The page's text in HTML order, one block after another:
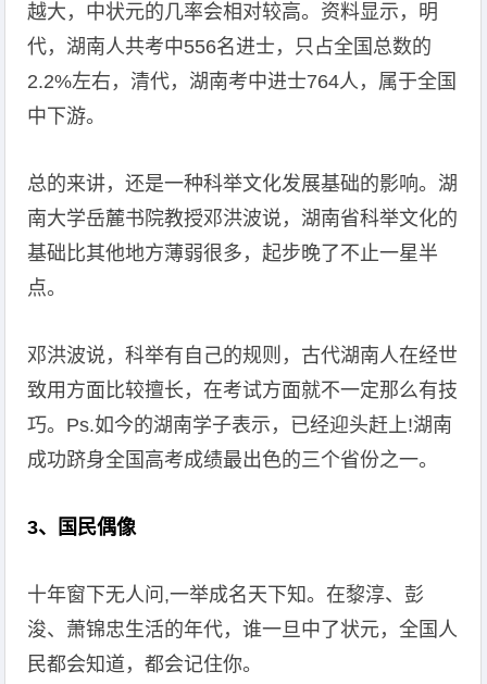
越大，中状元的几率会相对较高。资料显示，明
代，湖南人共考中556名进士，只占全国总数的
2.2%左右，清代，湖南考中进士764人，属于全国
中下游。
总的来讲，还是一种科举文化发展基础的影响。湖
南大学岳麓书院教授邓洪波说，湖南省科举文化的
基础比其他地方薄弱很多，起步晚了不止一星半
点。
邓洪波说，科举有自己的规则，古代湖南人在经世
致用方面比较擅长，在考试方面就不一定那么有技
巧。Ps.如今的湖南学子表示，已经迎头赶上!湖南
成功跻身全国高考成绩最出色的三个省份之一。
3、国民偶像
十年窗下无人问,一举成名天下知。在黎淳、彭
浚、萧锦忠生活的年代，谁一旦中了状元，全国人
民都会知道，都会记住你。